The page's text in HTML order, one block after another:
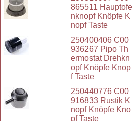
865511 Hauptofe
nknopf Knöpfe K
nopf Taste
250400406 C00
936267 Pipo Th
ermostat Drehkn
opf Knöpfe Knop
f Taste
250440776 C00
916833 Rustik K
nopf Knöpfe Kno
pf Taste